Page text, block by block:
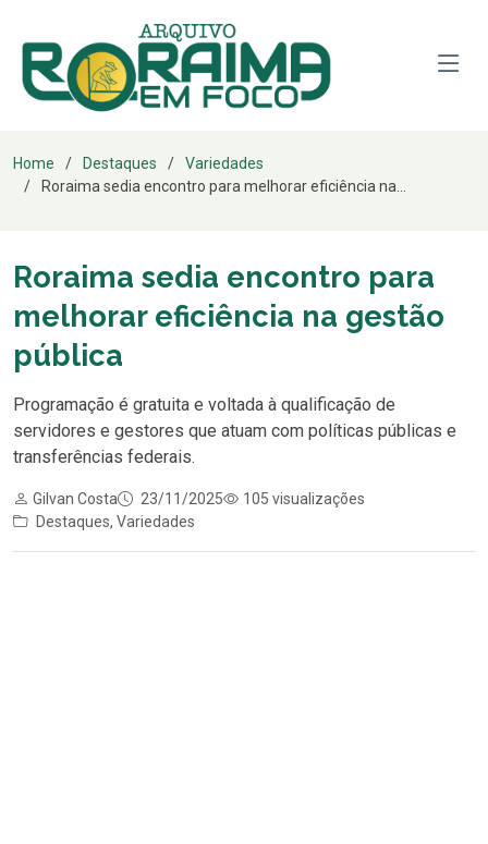
Home Destaques
Variedades
Roraima sedia encontro para melhorar eficiência na...
Roraima sedia encontro para
melhorar eficiência na gestão
pública
Programação é gratuita e voltada à qualificação de
servidores e gestores que atuam com políticas públicas e
transferências federais.
Gilvan Costa 23/11/2025
105 visualizações
Destaques, Variedades